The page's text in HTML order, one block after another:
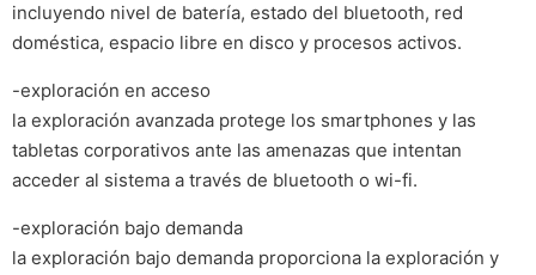
incluyendo nivel de batería, estado del bluetooth, red
doméstica, espacio libre en disco y procesos activos.
-exploración en acceso
la exploración avanzada protege los smartphones y las
tabletas corporativos ante las amenazas que intentan
acceder al sistema a través de bluetooth o wi-fi.
-exploración bajo demanda
la exploración bajo demanda proporciona la exploración y